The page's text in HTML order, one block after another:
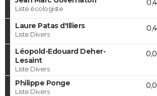
Liste écologiste
Laure Patas d'Illiers
Liste Divers
Léopold-Edouard Deher-
Lesaint
Liste Divers
Philippe Ponge
Liste Divers